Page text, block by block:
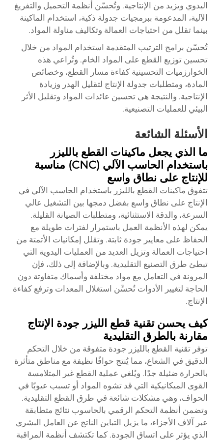
اليدوي ويزيد من الإنتاجية. وتُحسّن أنظمة التحميل والتفريغ
الآلية، المدعومة ببرمجيات جدولة ذكية، استخدام الماكينة
بينما تقلل من احتياجات العمالة وتكاليف مناولة المواد.
تُحسّن برامج الترتيب المتقدمة استخدام المواد من خلال
تحسين توزيع القطع على المواد الخام. وتُراعي هذه
الخوارزميات التحسينية كفاءة مسار القطع، وخصائص
المادة، ومتطلبات جدولة الإنتاج لتقليل الهدر وزيادة
الإنتاجية. والنتيجة هي تحسين عائدات المواد وتقليل الأثر
البيئي للعمليات التصنيعية.
الأسئلة الشائعة
ما الذي يجعل ماكينات القطع بالليزر
باستخدام الحاسب الآلي (CNC) مناسبة
للإنتاج على نطاق واسع
تتفوق ماكينات القطع بالليزر باستخدام الحاسب الآلي في
الإنتاج على نطاق واسع بفضل دمجها بين التشغيل عالي
السرعة، والدقة الاستثنائية، ومتطلبات الصيانة القليلة.
يمكن لهذه الأنظمة العمل باستمرار لفترات طويلة مع
الحفاظ على معايير جودة ثابتة. وتقلل إمكانيات الأتمتة من
احتياجات العمالة وتزيل العديد من العمليات اليدوية التي
تبطئ طرق التصنيع التقليدية. وبالإضافة إلى ذلك، فإن
المرونة في التعامل مع مواد مختلفة وأسماك متفاوتة دون
الحاجة لتغيير الأدوات تُحسِّن استغلال المعدات وترفع كفاءة
الإنتاج.
كيف يحسن تقنية قطع الليزر جودة الإنتاج
مقارنة بالطرق التقليدية
توفر تقنية القطع بالليزر جودة متفوقة من خلال التحكم
الدقيق في الشعاع، مما يُنتج حوافًا نظيفة مع مناطق متأثرة
بالحرارة ضئيلة جدًا. ويُلغي عملية القطع غير المتلامسة
القوى الميكانيكية التي قد تشوه المواد أو تسبب عيوبًا في
الحواف، وهي مشكلات شائعة في طرق القطع التقليدية.
وتضمن أنظمة التحكم الرقمي بالحاسوب نتائج متطابقة
عبر آلاف الأجزاء، ما يزيل التباين الناتج عن العامل البشري
الذي يؤثر على اتساق الجودة. كما تكتشف أنظمة المراقبة